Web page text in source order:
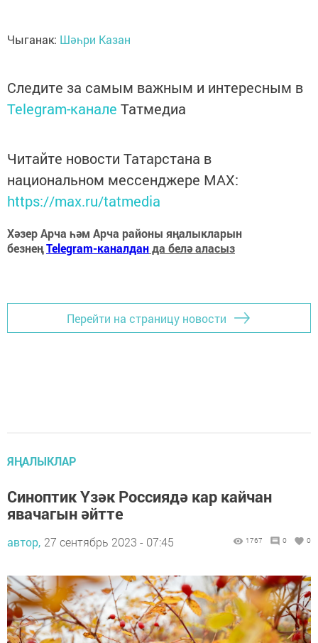
Чыганак: Шәһри Казан
Следите за самым важным и интересным в
Telegram-канале Татмедиа
Читайте новости Татарстана в
национальном мессенджере MАХ:
https://max.ru/tatmedia
Хәзер Арча һәм Арча районы яңалыкларын
безнеңTelegram-каналданда белә аласыз
Перейти на страницу новости
ЯҢАЛЫКЛАР
Синоптик Үзәк Россиядә кар кайчан
явачагын әйтте
автор, 27 сентябрь 2023 - 07:45 1767 0 0